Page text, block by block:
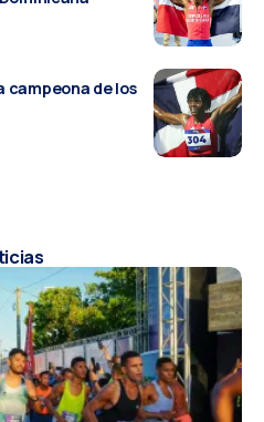
campeona de los